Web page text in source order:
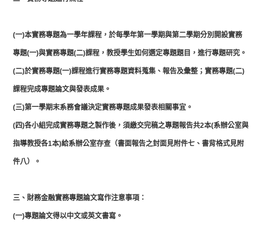
(一)本實務專題為一學年課程，於每學年第一學期與第二學期分別開設實務
專題(一)與實務專題(二)課程，教授學生如何選定專題題目，進行專題研究。
(二)於實務專題(一)課程進行實務專題資料蒐集、報告及彙整；實務專題(二)
課程完成專題論文與發表成果。
(三)第一學期末系務會議決定實務專題成果發表相關事宜。
(四)各小組完成實務專題之製作後，須繳交完稿之專題報告共2本(系辦公室與
指導教授各1本)給系辦公室存查（書面報告之封面見附件七、書背格式見附
件八）。
三、財務金融實務專題論文寫作注意事項：
(一)專題論文得以中文或英文書寫。